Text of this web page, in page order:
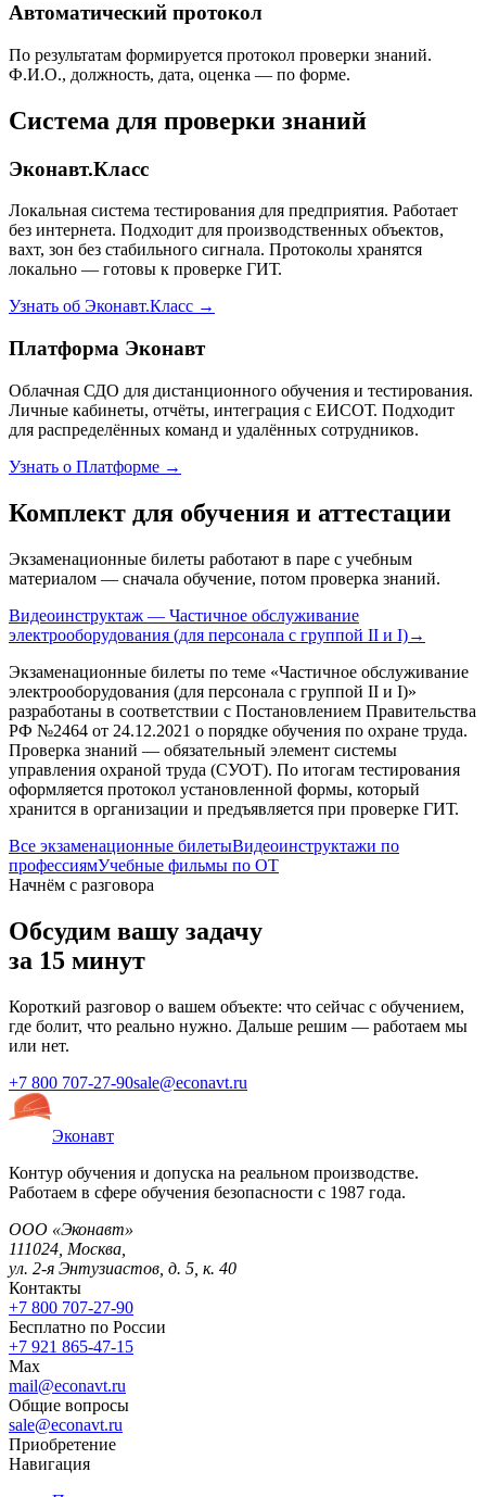
Автоматический протокол
По результатам формируется протокол проверки знаний.
Ф.И.О., должность, дата, оценка — по форме.
Система для проверки знаний
Эконавт.Класс
Локальная система тестирования для предприятия. Работает
без интернета. Подходит для производственных объектов,
вахт, зон без стабильного сигнала. Протоколы хранятся
локально — готовы к проверке ГИТ.
Узнать об Эконавт.Класс →
Платформа Эконавт
Облачная СДО для дистанционного обучения и тестирования.
Личные кабинеты, отчёты, интеграция с ЕИСОТ. Подходит
для распределённых команд и удалённых сотрудников.
Узнать о Платформе →
Комплект для обучения и аттестации
Экзаменационные билеты работают в паре с учебным
материалом — сначала обучение, потом проверка знаний.
Видеоинструктаж — Частичное обслуживание
электрооборудования (для персонала с группой II и I)→
Экзаменационные билеты по теме «Частичное обслуживание
электрооборудования (для персонала с группой II и I)»
разработаны в соответствии с Постановлением Правительства
РФ №2464 от 24.12.2021 о порядке обучения по охране труда.
Проверка знаний — обязательный элемент системы
управления охраной труда (СУОТ). По итогам тестирования
оформляется протокол установленной формы, который
хранится в организации и предъявляется при проверке ГИТ.
Все экзаменационные билетыВидеоинструктажи по
профессиямУчебные фильмы по ОТ
Начнём с разговора
Обсудим вашу задачу
за 15 минут
Короткий разговор о вашем объекте: что сейчас с обучением,
где болит, что реально нужно. Дальше решим — работаем мы
или нет.
+7 800 707-27-90sale@econavt.ru
Эконавт
Контур обучения и допуска на реальном производстве.
Работаем в сфере обучения безопасности с 1987 года.
ООО «Эконавт»
111024 Москва
ул. 2-я Энтузиастов, д. 5, к. 40
Контакты
+7 800 707-27-90
Бесплатно по России
+7 921 865-47-15
Max
mail@econavt.ru
Общие вопросы
sale@econavt.ru
Приобретение
Навигация